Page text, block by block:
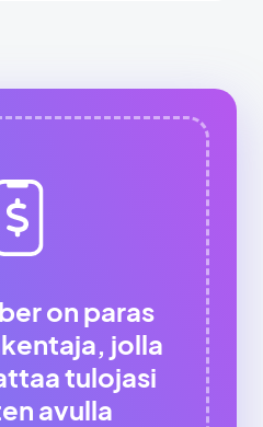
on paras
jolla
tulojasi
avulla